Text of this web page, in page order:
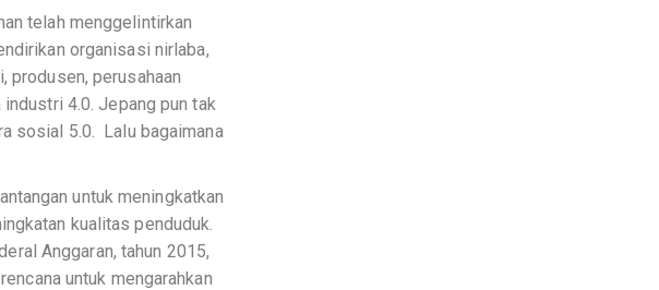
telah menggelintirkan
organisasi nirlaba,
produsen, perusahaan
4.0. Jepang pun tak
sosial 5.0. Lalu bagaimana
untuk meningkatkan
kualitas penduduk.
Anggaran, tahun 2015,
untuk mengarahkan